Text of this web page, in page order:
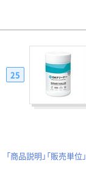
25
「商品説明」「販売単位」